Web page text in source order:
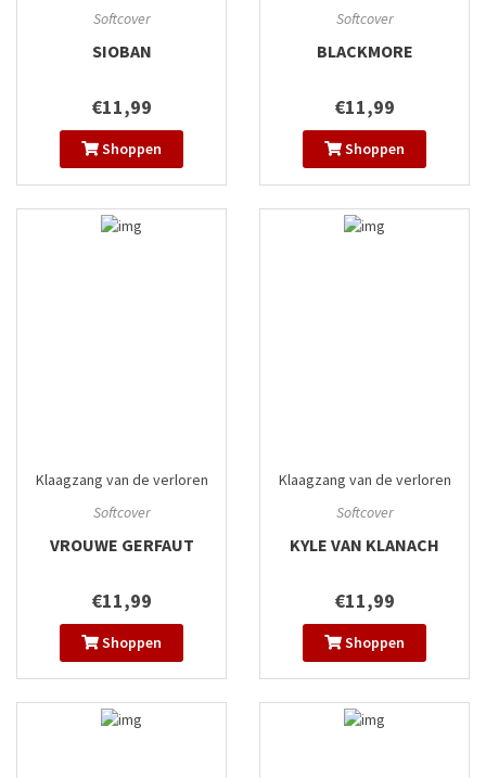
Softcover
SIOBAN
€11,99
Shoppen
Softcover
BLACKMORE
€11,99
Shoppen
Klaagzang van de verloren
Softcover
VROUWE GERFAUT
€11,99
Shoppen
Klaagzang van de verloren
Softcover
KYLE VAN KLANACH
€11,99
Shoppen